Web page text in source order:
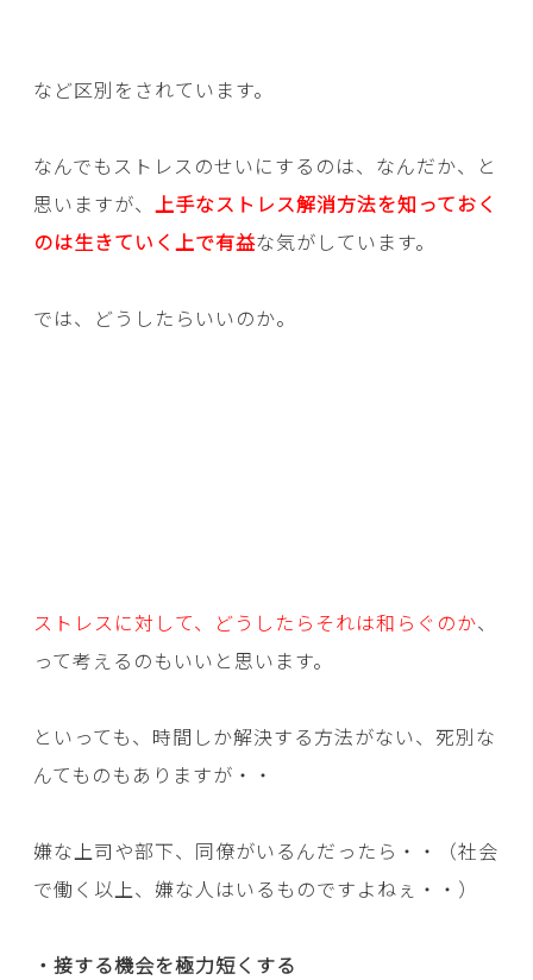
など区別をされています。
なんでもストレスのせいにするのは、なんだか、と
思いますが、 上手なストレス解消方法を知っておく
のは生きていく上で有益な気がしています。
では、どうしたらいいのか。
ストレスに対して、どうしたらそれは和らぐのか、
って考えるのもいいと思います。
といっても、時間しか解決する方法がない、死別な
んてものもありますが・・
嫌な上司や部下、同僚がいるんだったら・・（社会
で働く以上、嫌な人はいるものですよねぇ・・）
・接する機会を極力短くする